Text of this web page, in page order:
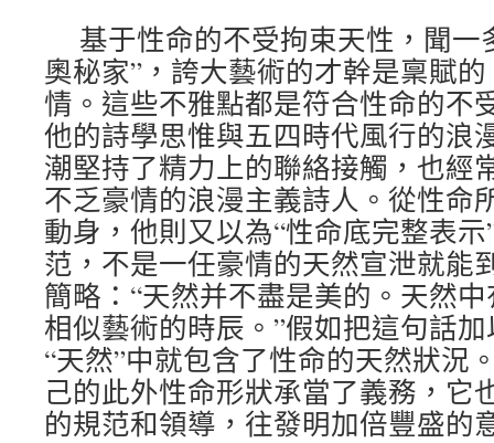
基于性命的不受拘束天性，聞一
奧秘家”，誇大藝術的才幹是稟賦
情。這些不雅點都是符合性命的不
他的詩學思惟與五四時代風行的浪
潮堅持了精力上的聯絡接觸，也經
不乏豪情的浪漫主義詩人。從性命
動身，他則又以為“性命底完整表
范，不是一任豪情的天然宣泄就能
簡略：“天然并不盡是美的。天然
相似藝術的時辰。”假如把這句話
“天然”中就包含了性命的天然狀況
己的此外性命形狀承當了義務，它
的規范和領導，往發明加倍豐盛的